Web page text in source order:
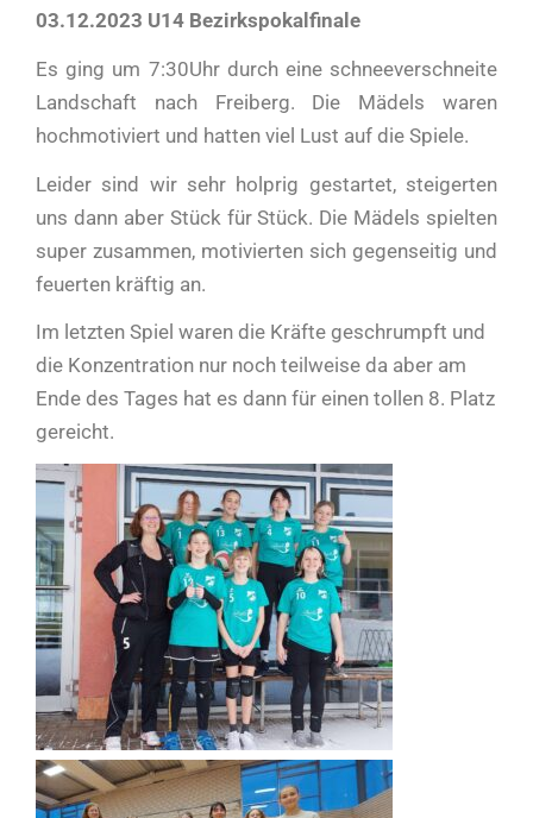
03.12.2023 U14 Bezirkspokalfinale
Es ging um 7:30Uhr durch eine schneeverschneite
Landschaft nach Freiberg. Die Mädels waren
hochmotiviert und hatten viel Lust auf die Spiele.
Leider sind wir sehr holprig gestartet, steigerten
uns dann aber Stück für Stück. Die Mädels spielten
super zusammen, motivierten sich gegenseitig und
feuerten kräftig an.
Im letzten Spiel waren die Kräfte geschrumpft und
die Konzentration nur noch teilweise da aber am
Ende des Tages hat es dann für einen tollen 8. Platz
gereicht.